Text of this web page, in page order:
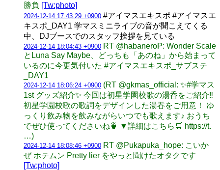
勝負 [Tw:photo]
2024-12-14 17:43:29 +0900 #アイマスエキスポ #アイマスエ
キスポ_DAY1 学マスミニライブの音が聞こえてくる
中、DJブースでのスタッフ挨拶を見ている
2024-12-14 18:04:43 +0900 RT @habaneroP: Wonder Scale
とLuna Say Maybe、どっちも「あのね」から始まって
いるのに今更気付いた #アイマスエキスポ_サブステ
_DAY1
2024-12-14 18:06:24 +0900 (RT @gkmas_official: ✨#学マス
1st グッズ紹介✨ 今回は初星学園校歌の湯呑をご紹介‼
初星学園校歌の歌詞をデザインした湯吞をご用意！ ゆ
っくり飲み物を飲みながらいつでも歌えます♪ おうち
でぜひ使ってくださいね🍵 ▼詳細はこちら🛒 https://t.
…)
2024-12-14 18:08:46 +0900 RT @Pukapuka_hope: こいか
ぜ ホテムン Pretty lier をやっと聞けたオタクです
[Tw:photo]